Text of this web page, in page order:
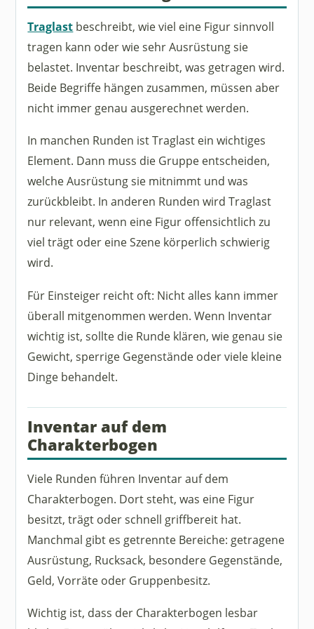
Traglast beschreibt, wie viel eine Figur sinnvoll
tragen kann oder wie sehr Ausrüstung sie
belastet. Inventar beschreibt, was getragen wird.
Beide Begriffe hängen zusammen, müssen aber
nicht immer genau ausgerechnet werden.
In manchen Runden ist Traglast ein wichtiges
Element. Dann muss die Gruppe entscheiden,
welche Ausrüstung sie mitnimmt und was
zurückbleibt. In anderen Runden wird Traglast
nur relevant, wenn eine Figur offensichtlich zu
viel trägt oder eine Szene körperlich schwierig
wird.
Für Einsteiger reicht oft: Nicht alles kann immer
überall mitgenommen werden. Wenn Inventar
wichtig ist, sollte die Runde klären, wie genau sie
Gewicht, sperrige Gegenstände oder viele kleine
Dinge behandelt.
Inventar auf dem
Charakterbogen
Viele Runden führen Inventar auf dem
Charakterbogen. Dort steht, was eine Figur
besitzt, trägt oder schnell griffbereit hat.
Manchmal gibt es getrennte Bereiche: getragene
Ausrüstung, Rucksack, besondere Gegenstände,
Geld, Vorräte oder Gruppenbesitz.
Wichtig ist, dass der Charakterbogen lesbar